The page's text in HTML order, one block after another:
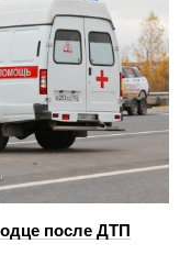
после ДТП